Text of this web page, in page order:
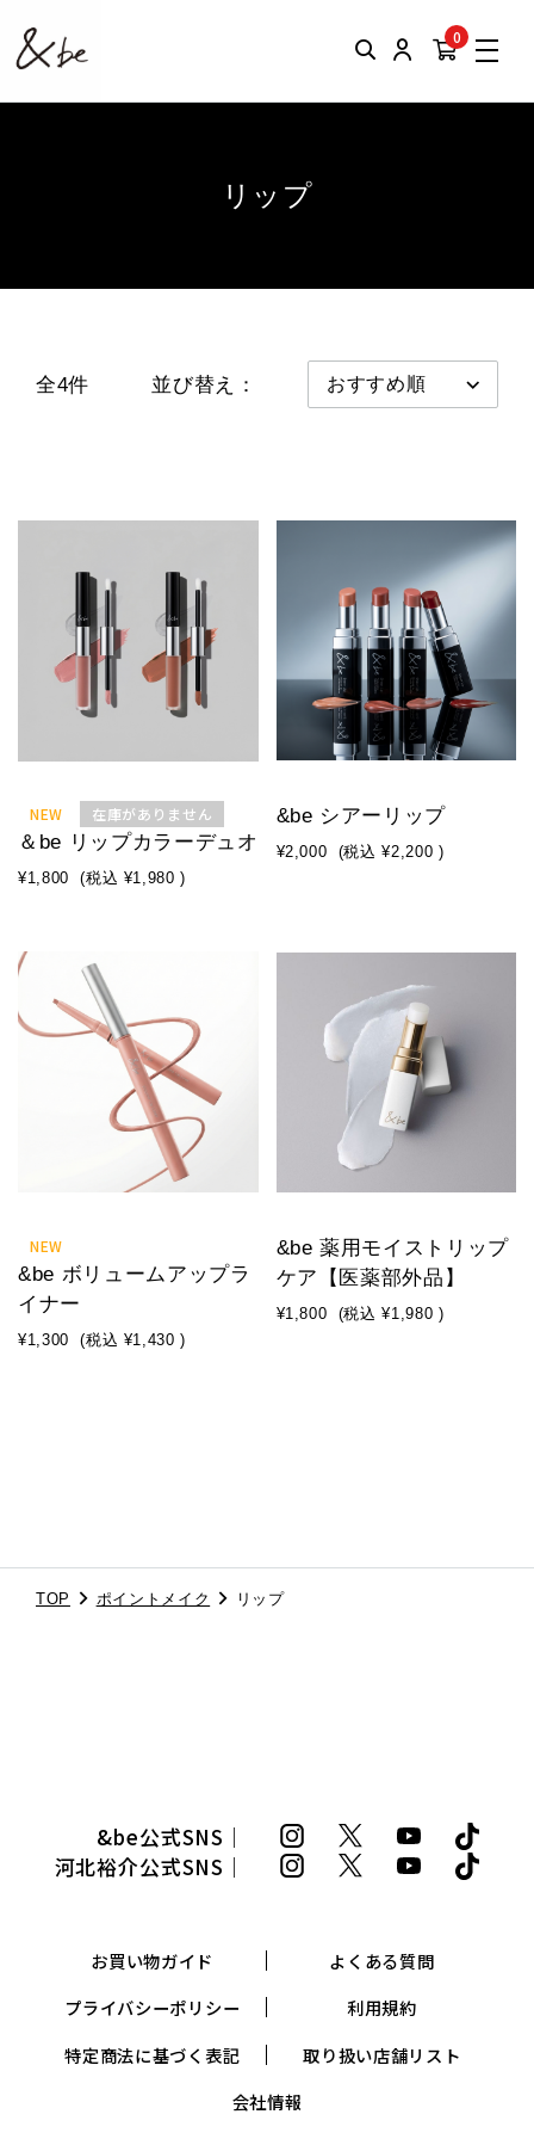
0
リップ
全4件 並び替え：
NEW 在庫がありません
＆be リップカラーデュオ
¥1,800 (税込 ¥1,980 )
&be シアーリップ
¥2,000 (税込 ¥2,200 )
NEW
&be ボリュームアップラ
イナー
¥1,300 (税込 ¥1,430 )
&be 薬用モイストリップ
ケア【医薬部外品】
¥1,800 (税込 ¥1,980 )
TOP ポイントメイク リップ
&be公式SNS｜
河北裕介公式SNS｜
お買い物ガイド
よくある質問
プライバシーポリシー
利用規約
特定商法に基づく表記
取り扱い店舗リスト
会社情報